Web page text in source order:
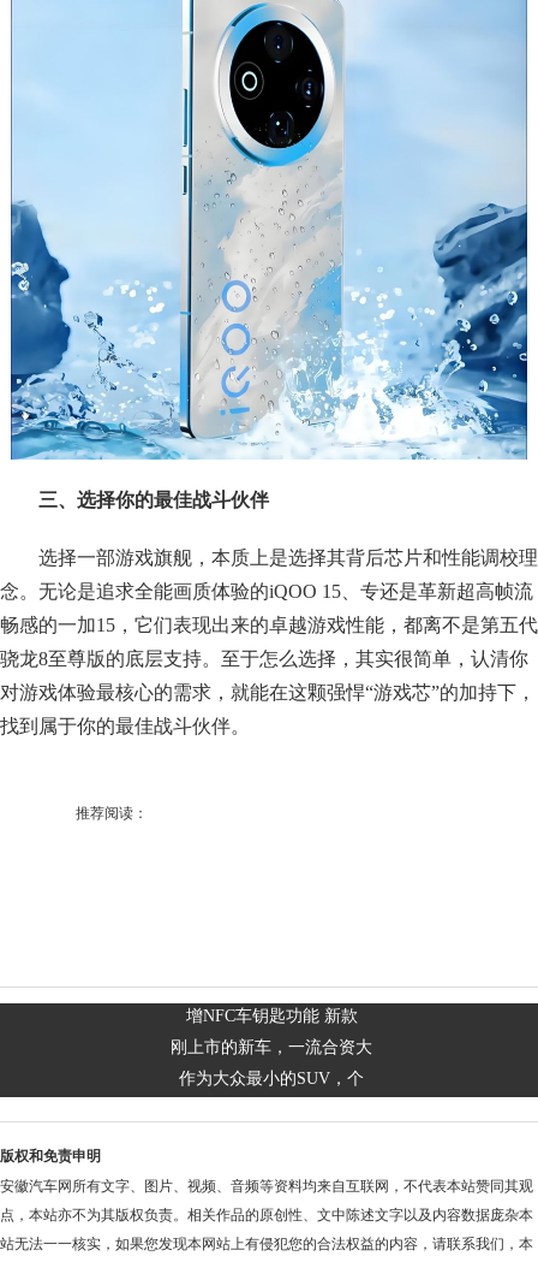
三、选择你的最佳战斗伙伴
选择一部游戏旗舰，本质上是选择其背后芯片和性能调校理
念。无论是追求全能画质体验的iQOO 15、专还是革新超高帧流
畅感的一加15，它们表现出来的卓越游戏性能，都离不是第五代
骁龙8至尊版的底层支持。至于怎么选择，其实很简单，认清你
对游戏体验最核心的需求，就能在这颗强悍“游戏芯”的加持下，
找到属于你的最佳战斗伙伴。
推荐阅读：
增NFC车钥匙功能 新款
刚上市的新车，一流合资大
作为大众最小的SUV，个
版权和免责申明
安徽汽车网所有文字、图片、视频、音频等资料均来自互联网，不代表本站赞同其观
点，本站亦不为其版权负责。相关作品的原创性、文中陈述文字以及内容数据庞杂本
站无法一一核实，如果您发现本网站上有侵犯您的合法权益的内容，请联系我们，本